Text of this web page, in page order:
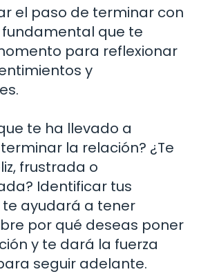
el paso de terminar con
fundamental que te
para reflexionar
y
te ha llevado a
la relación? ¿Te
frustrada o
Identificar tus
ayudará a tener
por qué deseas poner
y te dará la fuerza
seguir adelante.